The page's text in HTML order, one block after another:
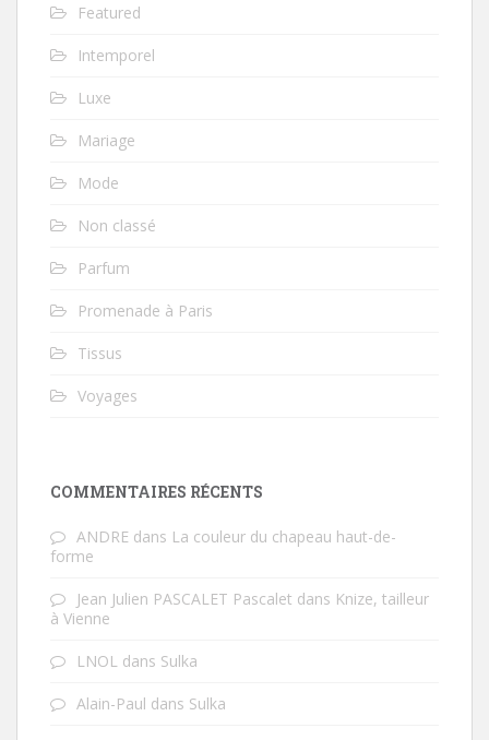
Featured
Intemporel
Luxe
Mariage
Mode
Non classé
Parfum
Promenade à Paris
Tissus
Voyages
COMMENTAIRES RÉCENTS
ANDRE dans La couleur du chapeau haut-de-
forme
Jean Julien PASCALET Pascalet dans Knize, tailleur
à Vienne
LNOL dans Sulka
Alain-Paul dans Sulka